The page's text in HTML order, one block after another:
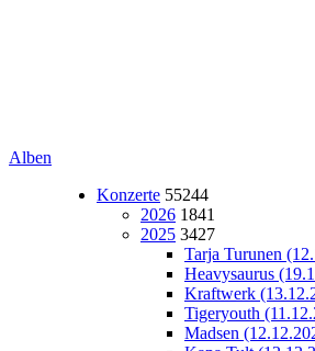
Alben
Konzerte 55244
2026 1841
2025 3427
Tarja Turunen
Heavysaurus
Kraftwerk
Tigeryouth
Madsen